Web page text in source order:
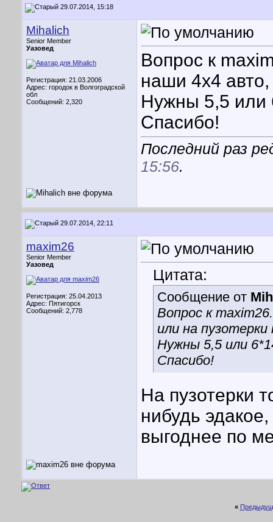
29.07.2014, 15:18
Mihalich
Senior Member
Уазовед
Регистрация: 21.03.2006
Адрес: городок в Волгоградской
обл
Сообщений: 2,320
Вопрос к
наши 4х4 авто,
Нужны 5,5 или
Спасибо!
Последний раз
15:56.
29.07.2014, 22:11
maxim26
Senior Member
Уазовед
Регистрация: 25.04.2013
Адрес: Пятигорск
Сообщений: 2,778
Цитата:
Сообщение от
Вопрос к
или на
Нужны 5,5 или
Спасибо!
На пузотерки
нибудь
выгоднее по
«